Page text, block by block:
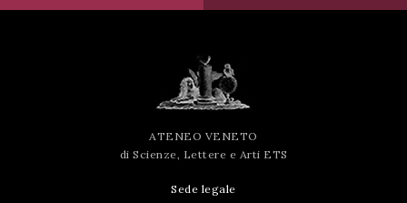
ATENEO VENETO
di Scienze, Lettere e Arti ETS
Sede legale